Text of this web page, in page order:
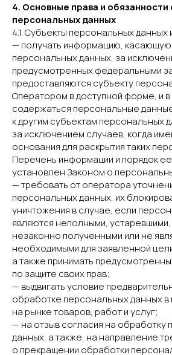
4. Основные права и обязанности
персональных данных
4.1. Субъекты персональных
— получать информацию,
персональных данных, за
предусмотренных федеральными
предоставляются субъекту
Оператором в доступной форме, и
содержаться персональные
к другим субъектам персональных
за исключением случаев, когда
основания для раскрытия таких
Перечень информации и порядок
установлен Законом о
— требовать от оператора
персональных данных, их
уничтожения в случае, если
являются неполными,
незаконно полученными или не
необходимыми для заявленной
а также принимать
по защите своих прав;
— выдвигать условие
обработке персональных данных в
на рынке товаров, работ и услуг;
— на отзыв согласия на обработку
данных, а также, на направление
о прекращении обработки